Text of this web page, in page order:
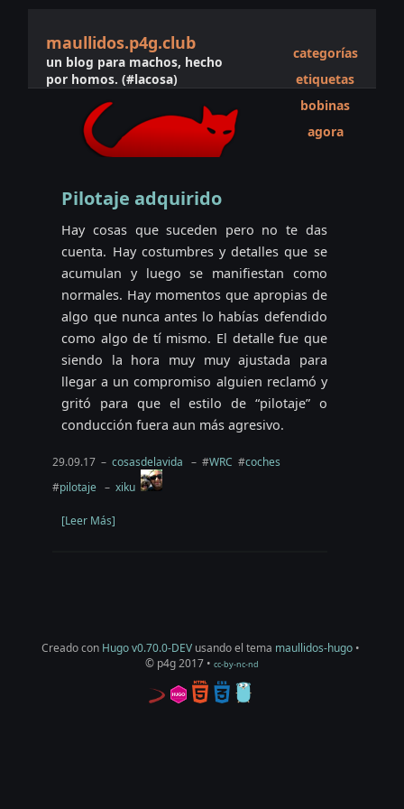
categorías
etiquetas
bobinas
agora
maullidos.p4g.club
un blog para machos, hecho
por homos. (#lacosa)
Pilotaje adquirido
Hay cosas que suceden pero no te das
cuenta. Hay costumbres y detalles que se
acumulan y luego se manifiestan como
normales. Hay momentos que apropias de
algo que nunca antes lo habías defendido
como algo de tí mismo. El detalle fue que
siendo la hora muy muy ajustada para
llegar a un compromiso alguien reclamó y
gritó para que el estilo de “pilotaje” o
conducción fuera aun más agresivo.
29.09.17 –cosasdelavida – #WRC #coches
#pilotaje –xiku
[Leer Más]
Creado con Hugo v0.70.0-DEVusando el tema maullidos-hugo•
© p4g 2017 • cc-by-nc-nd